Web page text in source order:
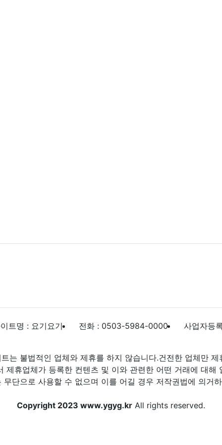
트명 : 요기요기 전화 : 0503-5984-0000 사업자등
는 불법적인 업체와 제휴를 하지 않습니다.건전한 업체만 제
제휴업체가 등록한 컨텐츠 및 이와 관련한 어떤 거래에 대해
단으로 사용할 수 없으며 이를 어길 경우 저작권법에 의거
Copyright 2023 www.ygyg.kr All rights reserved.